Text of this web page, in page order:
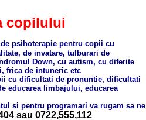
copilului
psihoterapie pentru copii cu
de invatare, tulburari de
Down, cu autism, cu diferite
frica de intuneric etc
cu dificultati de pronuntie, dificultati
educarea limbajului, educarea
si pentru programari va rugam sa ne
sau 0722,555,112